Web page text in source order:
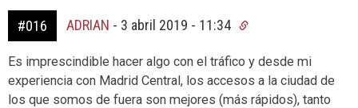
#016 ADRIAN - 3 abril 2019 - 11:34
Es imprescindible hacer algo con el tráfico y desde mi
experiencia con Madrid Central, los accesos a la ciudad de
los que somos de fuera son mejores (más rápidos), tanto